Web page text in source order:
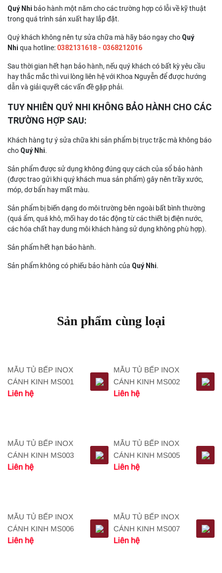
Quý Nhi bảo hành một năm cho các trường hợp có lỗi về kỹ thuật
trong quá trình sản xuất hay lắp đặt.
Quý khách không nên tự sửa chữa mà hãy báo ngay cho Quý
Nhi qua hotline: 0382131618 - 0368212016
Sau thời gian hết hạn bảo hành, nếu quý khách có bất kỳ yêu cầu
hay thắc mắc thì vui lòng liên hệ với Khoa Nguyễn để được hướng
dẫn và giải quyết các vấn đề gặp phải.
TUY NHIÊN QUÝ NHI KHÔNG BẢO HÀNH CHO CÁC
TRƯỜNG HỢP SAU:
Khách hàng tự ý sửa chữa khi sản phẩm bị trục trặc mà không báo
cho Quý Nhi.
Sản phẩm được sử dụng không đúng quy cách của sổ bảo hành
(được trao gửi khi quý khách mua sản phẩm) gây nên trầy xước,
móp, dơ bẩn hay mất màu.
Sản phẩm bị biến dạng do môi trường bên ngoài bất bình thường
(quá ẩm, quá khô, mối hay do tác động từ các thiết bị điện nước,
các hóa chất hay dung môi khách hàng sử dụng không phù hợp).
Sản phẩm hết hạn bảo hành.
Sản phẩm không có phiếu bảo hành của Quý Nhi.
Sản phẩm cùng loại
MẪU TỦ BẾP INOX
CÁNH KINH MS001
Liên hệ
MẪU TỦ BẾP INOX
CÁNH KINH MS002
Liên hệ
MẪU TỦ BẾP INOX
CÁNH KINH MS003
Liên hệ
MẪU TỦ BẾP INOX
CÁNH KINH MS005
Liên hệ
MẪU TỦ BẾP INOX
CÁNH KINH MS006
Liên hệ
MẪU TỦ BẾP INOX
CÁNH KINH MS007
Liên hệ